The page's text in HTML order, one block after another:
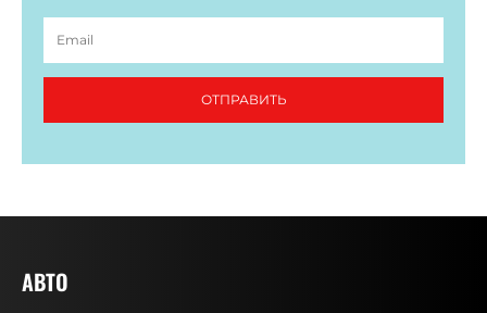
ОТПРАВИТЬ
АВТО